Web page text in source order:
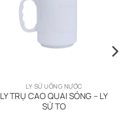
LY SỨ UỐNG NƯỚC
LY TRỤ CAO QUAI SÓNG – LY
SỨ TO